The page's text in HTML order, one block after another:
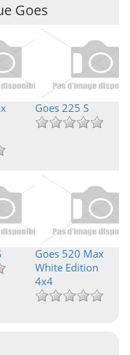
Goes
Goes 225 S
Goes 520 Max
White Edition
4x4